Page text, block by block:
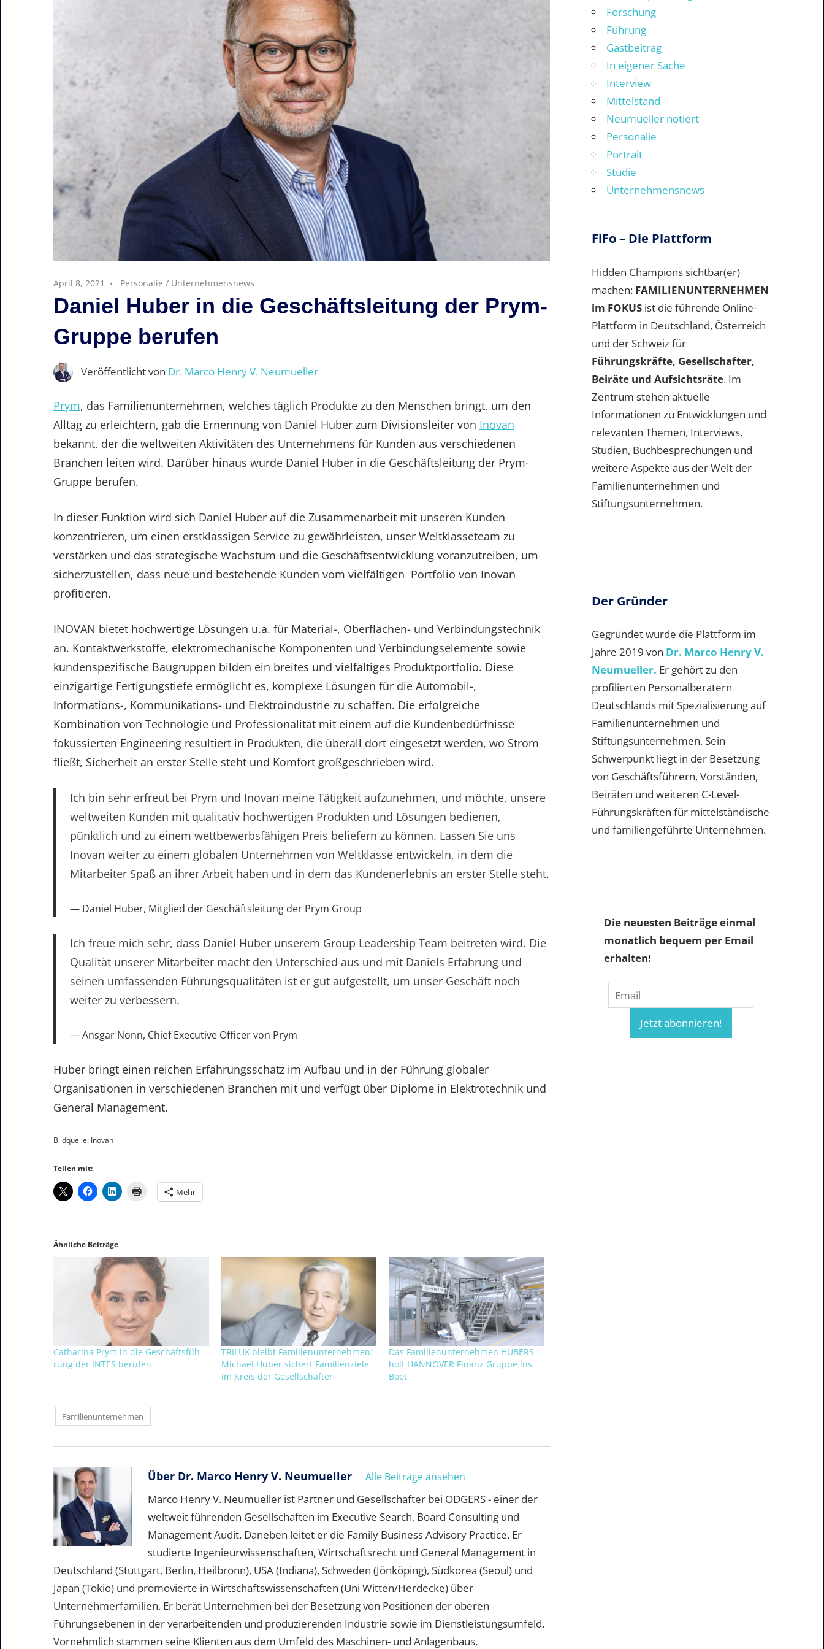
April 8, 2021 Personalie / Unternehmensnews
Daniel Huber in die Geschäftsleitung der Prym-
Gruppe berufen
Veröffentlicht von Dr. Marco Henry V. Neumueller
Prym, das Familienunternehmen, welches täglich Produkte zu den Menschen bringt, um den
Alltag zu erleichtern, gab die Ernennung von Daniel Huber zum Divisionsleiter von Inovan
bekannt, der die weltweiten Aktivitäten des Unternehmens für Kunden aus verschiedenen
Branchen leiten wird. Darüber hinaus wurde Daniel Huber in die Geschäftsleitung der Prym-
Gruppe berufen.
In dieser Funktion wird sich Daniel Huber auf die Zusammenarbeit mit unseren Kunden
konzentrieren, um einen erstklassigen Service zu gewährleisten, unser Weltklasseteam zu
verstärken und das strategische Wachstum und die Geschäftsentwicklung voranzutreiben, um
sicherzustellen, dass neue und bestehende Kunden vom vielfältigen Portfolio von Inovan
profitieren.
INOVAN bietet hochwertige Lösungen u.a. für Material-, Oberflächen- und Verbindungstechnik
an. Kontaktwerkstoffe, elektromechanische Komponenten und Verbindungselemente sowie
kundenspezifische Baugruppen bilden ein breites und vielfältiges Produktportfolio. Diese
einzigartige Fertigungstiefe ermöglicht es, komplexe Lösungen für die Automobil-,
Informations-, Kommunikations- und Elektroindustrie zu schaffen. Die erfolgreiche
Kombination von Technologie und Professionalität mit einem auf die Kundenbedürfnisse
fokussierten Engineering resultiert in Produkten, die überall dort eingesetzt werden, wo Strom
fließt, Sicherheit an erster Stelle steht und Komfort großgeschrieben wird.
Ich bin sehr erfreut bei Prym und Inovan meine Tätigkeit aufzunehmen, und möchte, unsere
weltweiten Kunden mit qualitativ hochwertigen Produkten und Lösungen bedienen,
pünktlich und zu einem wettbewerbsfähigen Preis beliefern zu können. Lassen Sie uns
Inovan weiter zu einem globalen Unternehmen von Weltklasse entwickeln, in dem die
Mitarbeiter Spaß an ihrer Arbeit haben und in dem das Kundenerlebnis an erster Stelle steht.
Daniel Huber, Mitglied der Geschäftsleitung der Prym Group
Ich freue mich sehr, dass Daniel Huber unserem Group Leadership Team beitreten wird. Die
Qualität unserer Mitarbeiter macht den Unterschied aus und mit Daniels Erfahrung und
seinen umfassenden Führungsqualitäten ist er gut aufgestellt, um unser Geschäft noch
weiter zu verbessern.
Ansgar Nonn, Chief Executive Officer von Prym
Huber bringt einen reichen Erfahrungsschatz im Aufbau und in der Führung globaler
Organisationen in verschiedenen Branchen mit und verfügt über Diplome in Elektrotechnik und
General Management.
Bildquelle: Inovan
Teilen mit:
Mehr
Ähnliche Beiträge
Ca­tha­ri­na Prym in die Ge­schäfts­füh­
rung der IN­TES be­ru­fen
TRILUX bleibt Familienunternehmen:
Michael Huber sichert Familienziele
im Kreis der Gesellschafter
Das Familienunternehmen HÜBERS
holt HANNOVER Finanz Gruppe ins
Boot
Familienunternehmen
Über Dr. Marco Henry V. Neumueller Alle Beiträge ansehen
Marco Henry V. Neumueller ist Partner und Gesellschafter bei ODGERS - einer der
weltweit führenden Gesellschaften im Executive Search, Board Consulting und
Management Audit. Daneben leitet er die Family Business Advisory Practice. Er
studierte Ingenieurwissenschaften, Wirtschaftsrecht und General Management in
Deutschland (Stuttgart, Berlin, Heilbronn), USA (Indiana), Schweden (Jönköping), Südkorea (Seoul) und
Japan (Tokio) und promovierte in Wirtschaftswissenschaften (Uni Witten/Herdecke) über
Unternehmerfamilien. Er berät Unternehmen bei der Besetzung von Positionen der oberen
Führungsebenen in der verarbeitenden und produzierenden Industrie sowie im Dienstleistungsumfeld.
Vornehmlich stammen seine Klienten aus dem Umfeld des Maschinen- und Anlagenbaus,
Forschung
Führung
Gastbeitrag
In eigener Sache
Interview
Mittelstand
Neumueller notiert
Personalie
Portrait
Studie
Unternehmensnews
FiFo – Die Plattform
Hidden Champions sichtbar(er)
machen: FAMILIENUNTERNEHMEN
im FOKUS ist die führende Online-
Plattform in Deutschland, Österreich
und der Schweiz für
Führungskräfte, Gesellschafter,
Beiräte und Aufsichtsräte. Im
Zentrum stehen aktuelle
Informationen zu Entwicklungen und
relevanten Themen, Interviews,
Studien, Buchbesprechungen und
weitere Aspekte aus der Welt der
Familienunternehmen und
Stiftungsunternehmen.
Der Gründer
Gegründet wurde die Plattform im
Jahre 2019 von Dr. Marco Henry V.
Neumueller. Er gehört zu den
profilierten Personalberatern
Deutschlands mit Spezialisierung auf
Familienunternehmen und
Stiftungsunternehmen. Sein
Schwerpunkt liegt in der Besetzung
von Geschäftsführern, Vorständen,
Beiräten und weiteren C-Level-
Führungskräften für mittelständische
und familiengeführte Unternehmen.
Die neuesten Beiträge einmal
monatlich bequem per Email
erhalten!